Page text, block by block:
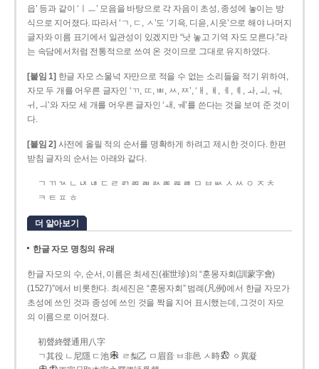
읍’ 등과 같이 ‘ㅣㅡ’ 모음을 바탕으로 각 자음이 초성, 종성에 놓이는 방
식으로 지어졌다. 따라서 ‘ㄱ, ㄷ, ㅅ’도 ‘기윽, 디읃, 시읏’으로 해야 나머지
글자와 이름 표기에서 일관성이 있겠지만 “낫 놓고 기역 자도 모른다.”라
는 속담에서처럼 전통적으로 쓰여 온 것이므로 그대로 유지하였다.
[붙임 1] 한글 자모 스물넉 자만으로 적을 수 없는 소리들을 적기 위하여,
자모 두 개를 어우른 글자인 ‘ㄲ, ㄸ, ㅃ, ㅆ, ㅉ’, ‘ㅐ, ㅒ, ㅔ, ㅖ, ㅘ, ㅚ, ㅝ,
ㅟ, ㅢ’와 자모 세 개를 어우른 글자인 ‘ㅙ, ㅞ’를 쓴다는 것을 보여 준 것이
다.
[붙임 2] 사전에 올릴 적의 순서를 명확하게 하려고 제시한 것이다. 한편
받침 글자의 순서는 아래와 같다.
ㄱ ㄲ ㄳ ㄴ ㄵ ㄶ ㄷ ㄹ ㄺ ㄻ ㄼ ㄽ ㄾ ㄿ ㅀ ㅁ ㅂ ㅄ ㅅ ㅆ ㅇ ㅈ ㅊ
ㅋ ㅌ ㅍ ㅎ
더 알아보기
한글 자모 명칭의 유래
한글 자모의 수, 순서, 이름은 최세진(崔世珍)의 “훈몽자회(訓蒙字會)
(1527)”에서 비롯한다. 최세진은 “훈몽자회” 범례(凡例)에서 한글 자모가
초성에 쓰인 것과 종성에 쓰인 것을 짝을 지어 표시했는데, 그것이 자모
의 이름으로 이어졌다.
初聲終聲通用八字
ㄱ其役 ㄴ尼隱 ㄷ池
ㄹ梨乙 ㅁ眉音 ㅂ非邑 ㅅ時
ㆁ異凝